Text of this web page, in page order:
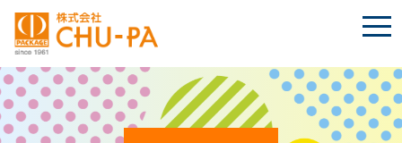
t
o
l
e
n
a
v
Language BLOG